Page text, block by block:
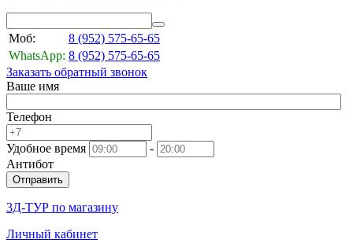
Моб: 8 (952) 575-65-65
WhatsApp: 8 (952) 575-65-65
Заказать обратный звонок
Ваше имя
Телефон
Удобное время
-
Антибот
Отправить
3Д-ТУР по магазину
Личный кабинет